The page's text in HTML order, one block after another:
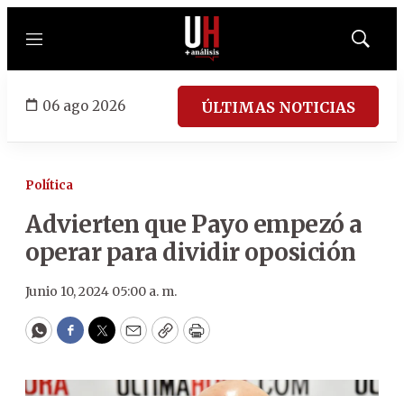
Menú
Mostrar
06 ago 2026 ÚLTIMAS NOTICIAS
Política
Advierten que Payo empezó a
operar para dividir oposición
Junio 10, 2024 05:00 a. m.
WhatsApp
Facebook
Twitter
EmailCopyPrint